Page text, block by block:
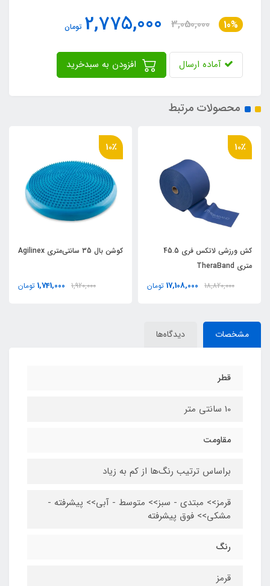
10%
3,050,000
2,775,000 تومان
آماده ارسال
محصولات مرتبط
کش ورزشي لاتکس فري 45.5
متري TheraBand
18,820,000
10٪
17,108,000 تومان
کوشن بال 35 سانتی‌متری Agilinex
1,920,000
10٪
1,741,000 تومان
مشخصات دیدگاه‌ها
قطر
10 سانتی متر
مقاومت
براساس ترتیب رنگ‌ها از کم به زیاد
قرمز>> مبتدی - سبز>> متوسط - آبی>> پیشرفته -
مشکی>> فوق پیشرفته
رنگ
قرمز